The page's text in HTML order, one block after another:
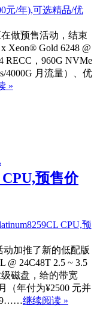
做预售活动，结束
Xeon® Gold 6248 @
RECC，960G NVMe
4000G 月流量）、优
»
预售价
动加推了新的低配版
@ 24C48T 2.5 ~ 3.5
级磁盘，给的带宽
（年付为¥2500 元并
9……继续阅读 »